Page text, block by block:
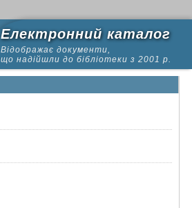
Електронний каталог
Відображає документи,
що надійшли до бібліотеки з 2001 р.